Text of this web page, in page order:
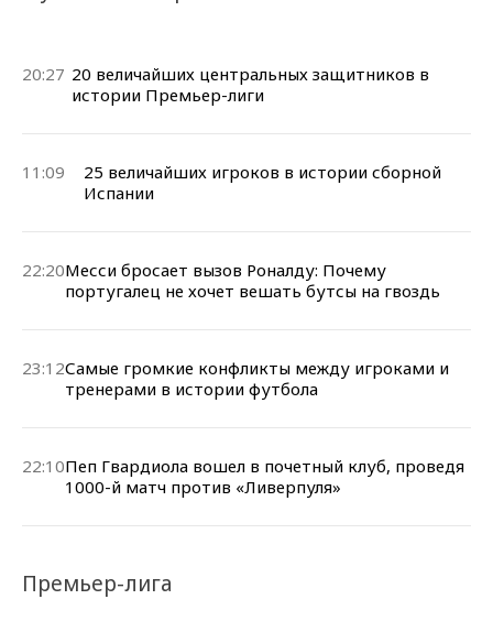
20:27 20 величайших центральных защитников в
истории Премьер-лиги
11:09
25 величайших игроков в истории сборной
Испании
22:20Месси бросает вызов Роналду: Почему
португалец не хочет вешать бутсы на гвоздь
23:12Самые громкие конфликты между игроками и
тренерами в истории футбола
22:10Пеп Гвардиола вошел в почетный клуб, проведя
1000-й матч против «Ливерпуля»
Премьер-лига